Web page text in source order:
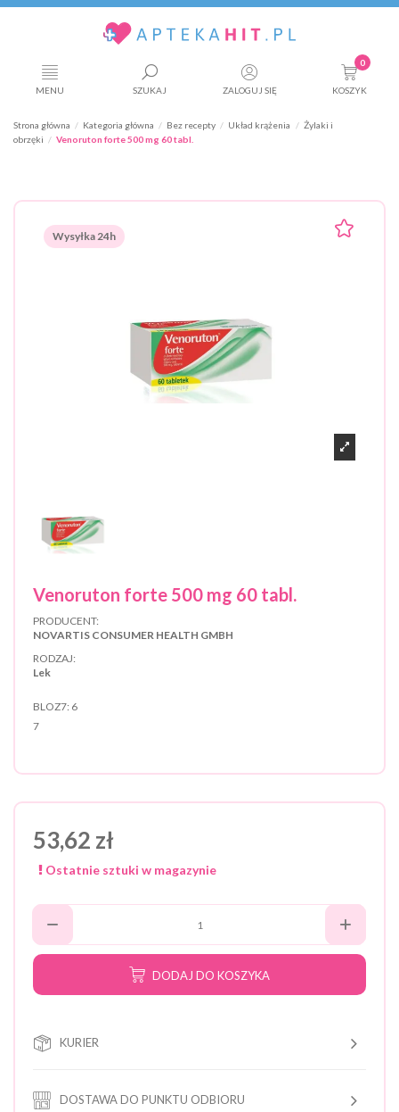
MENU SZUKAJ ZALOGUJ SIĘ
0
KOSZYK
Strona główna Kategoria główna Bez recepty Układ krążenia
Żylaki i
obrzęki
Venoruton forte 500 mg 60 tabl.
Wysyłka 24h
Venoruton forte 500 mg 60 tabl.
PRODUCENT:
NOVARTIS CONSUMER HEALTH GMBH
RODZAJ:
Lek
BLOZ7: 6
7
53,62 zł
Ostatnie sztuki w magazynie
DODAJ DO KOSZYKA
KURIER
DOSTAWA DO PUNKTU ODBIORU